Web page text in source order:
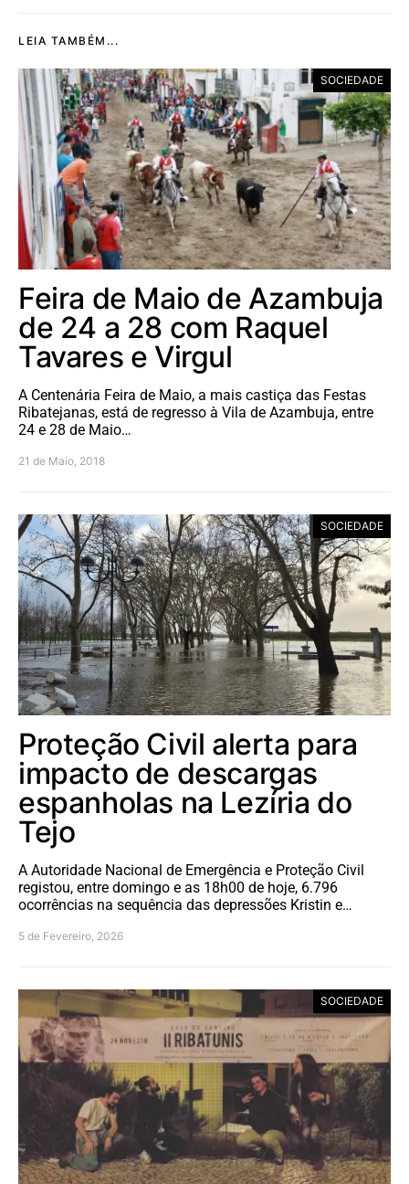
LEIA TAMBÉM...
SOCIEDADE
Feira de Maio de Azambuja
de 24 a 28 com Raquel
Tavares e Virgul
A Centenária Feira de Maio, a mais castiça das Festas
Ribatejanas, está de regresso à Vila de Azambuja, entre
24 e 28 de Maio…
21 de Maio, 2018
SOCIEDADE
Proteção Civil alerta para
impacto de descargas
espanholas na Lezíria do
Tejo
A Autoridade Nacional de Emergência e Proteção Civil
registou, entre domingo e as 18h00 de hoje, 6.796
ocorrências na sequência das depressões Kristin e…
5 de Fevereiro, 2026
SOCIEDADE